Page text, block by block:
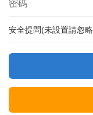
安全提問(未設置請忽